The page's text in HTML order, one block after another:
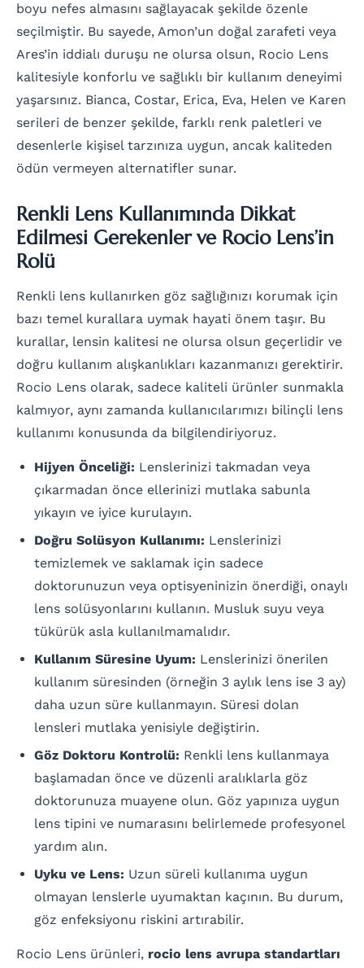
boyu nefes almasını sağlayacak şekilde özenle
seçilmiştir. Bu sayede, Amon’un doğal zarafeti veya
Ares’in iddialı duruşu ne olursa olsun, Rocio Lens
kalitesiyle konforlu ve sağlıklı bir kullanım deneyimi
yaşarsınız. Bianca, Costar, Erica, Eva, Helen ve Karen
serileri de benzer şekilde, farklı renk paletleri ve
desenlerle kişisel tarzınıza uygun, ancak kaliteden
ödün vermeyen alternatifler sunar.
Renkli Lens Kullanımında Dikkat
Edilmesi Gerekenler ve Rocio Lens’in
Rolü
Renkli lens kullanırken göz sağlığınızı korumak için
bazı temel kurallara uymak hayati önem taşır. Bu
kurallar, lensin kalitesi ne olursa olsun geçerlidir ve
doğru kullanım alışkanlıkları kazanmanızı gerektirir.
Rocio Lens olarak, sadece kaliteli ürünler sunmakla
kalmıyor, aynı zamanda kullanıcılarımızı bilinçli lens
kullanımı konusunda da bilgilendiriyoruz.
Hijyen Önceliği: Lenslerinizi takmadan veya
çıkarmadan önce ellerinizi mutlaka sabunla
yıkayın ve iyice kurulayın.
Doğru Solüsyon Kullanımı: Lenslerinizi
temizlemek ve saklamak için sadece
doktorunuzun veya optisyeninizin önerdiği, onaylı
lens solüsyonlarını kullanın. Musluk suyu veya
tükürük asla kullanılmamalıdır.
Kullanım Süresine Uyum: Lenslerinizi önerilen
kullanım süresinden (örneğin 3 aylık lens ise 3 ay)
daha uzun süre kullanmayın. Süresi dolan
lensleri mutlaka yenisiyle değiştirin.
Göz Doktoru Kontrolü: Renkli lens kullanmaya
başlamadan önce ve düzenli aralıklarla göz
doktorunuza muayene olun. Göz yapınıza uygun
lens tipini ve numarasını belirlemede profesyonel
yardım alın.
Uyku ve Lens: Uzun süreli kullanıma uygun
olmayan lenslerle uyumaktan kaçının. Bu durum,
göz enfeksiyonu riskini artırabilir.
Rocio Lens ürünleri, rocio lens avrupa standartları